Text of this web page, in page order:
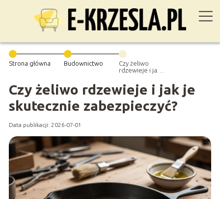
Strona główna Budownictwo
Czy żeliwo
rdzewieje i jak
zabezpieczyć?
Czy żeliwo rdzewieje i jak je
skutecznie zabezpieczyć?
Data publikacji: 2026-07-01